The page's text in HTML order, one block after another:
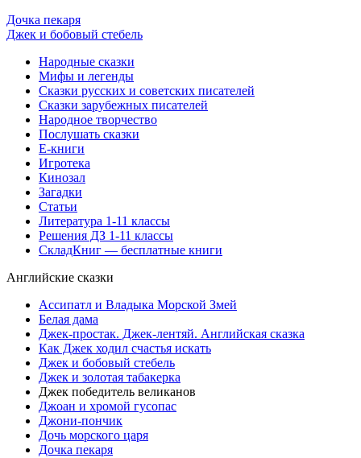
Дочка пекаря
Джек и бобовый стебель
Народные сказки
Мифы и легенды
Сказки русских и советских писателей
Сказки зарубежных писателей
Народное творчество
Послушать сказки
Е-книги
Игротека
Кинозал
Загадки
Статьи
Литература 1-11 классы
Решения ДЗ 1-11 классы
СкладКниг — бесплатные книги
Английские сказки
Ассипатл и Владыка Морской Змей
Белая дама
Джек-простак. Джек-лентяй. Английская сказка
Как Джек ходил счастья искать
Джек и бобовый стебель
Джек и золотая табакерка
Джек победитель великанов
Джоан и хромой гусопас
Джони-пончик
Дочь морского царя
Дочка пекаря